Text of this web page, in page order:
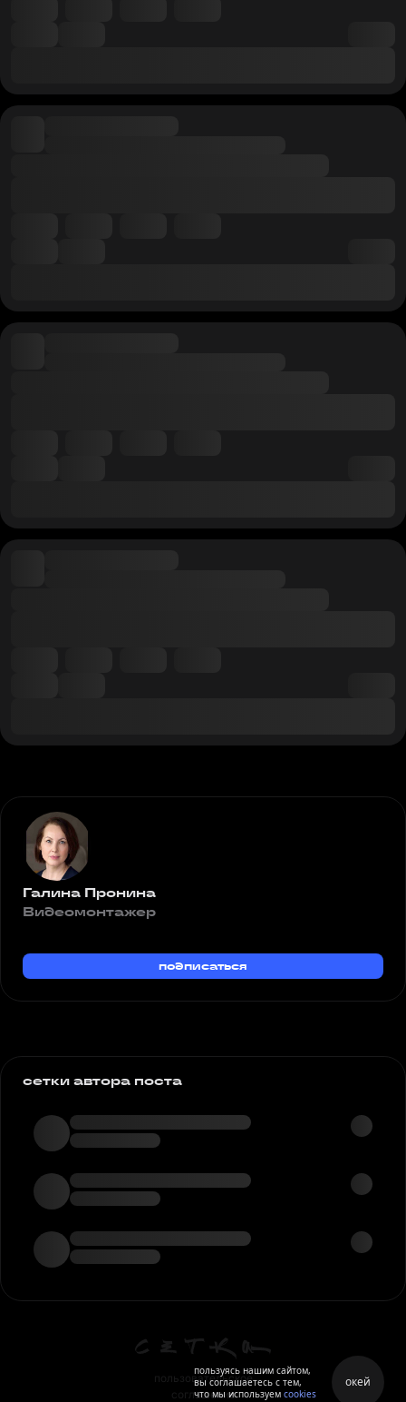
Галина Пронина
Видеомонтажер
подписаться
сетки автора поста
пользовательское
соглашение
пользуясь нашим сайтом,
вы соглашаетесь с тем,
что мы используем cookies
окей